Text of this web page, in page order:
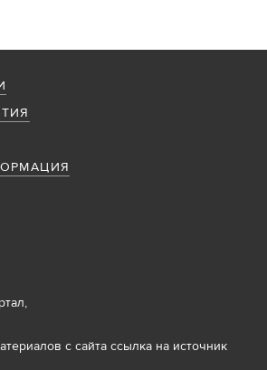
с сайта ссылка на источник